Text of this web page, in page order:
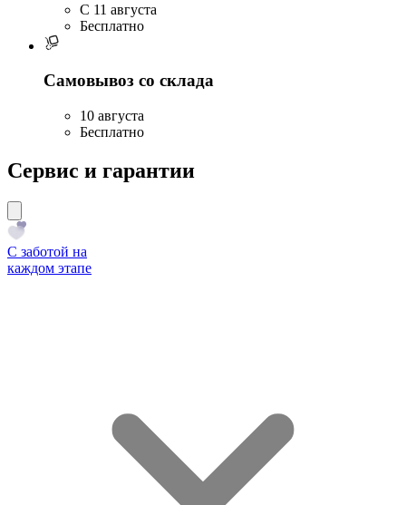
C 11 августа
Бесплатно
Самовывоз со склада
10 августа
Бесплатно
Сервис и гарантии
С заботой на
каждом этапе